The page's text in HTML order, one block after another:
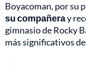
Boyacoman, por su
su compañeray
gimnasio de Rocky
más significativos